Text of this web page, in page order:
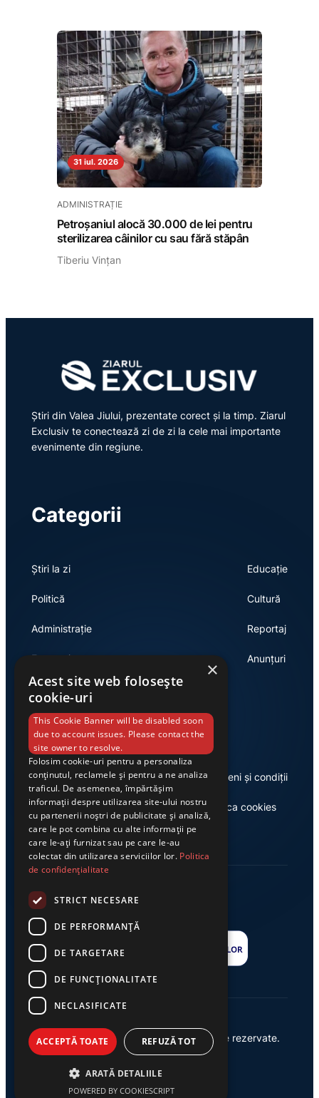
31 iul. 2026
ADMINISTRAȚIE
Petroșaniul alocă 30.000 de lei pentru
sterilizarea câinilor cu sau fără stăpân
Tiberiu Vințan
Știri din Valea Jiului, prezentate corect și la timp. Ziarul
Exclusiv te conectează zi de zi la cele mai importante
evenimente din regiune.
Categorii
Știri la zi
Politică
Administrație
Economie
Educație
Cultură
Reportaj
Anunțuri
Link-uri utile
Despre noi
Casa de editură Exclusiv
Termeni și condiții
Politica cookies
© 2026 Ziarul Exclusiv – Toate drepturile rezervate.
Powered by {AW}
×
Acest site web folosește
cookie-uri
This Cookie Banner will be disabled soon
due to account issues. Please contact the
site owner to resolve.
Folosim cookie-uri pentru a personaliza
conținutul, reclamele și pentru a ne analiza
traficul. De asemenea, împărtășim
informații despre utilizarea site-ului nostru
cu partenerii noștri de publicitate și analiză,
care le pot combina cu alte informații pe
care le-ați furnizat sau pe care le-au
colectat din utilizarea serviciilor lor. Politica
de confidențialitate
STRICT NECESARE
DE PERFORMANȚĂ
DE TARGETARE
DE FUNCŢIONALITATE
NECLASIFICATE
ACCEPTĂ TOATE REFUZĂ TOT
ARATĂ DETALIILE
POWERED BY COOKIESCRIPT